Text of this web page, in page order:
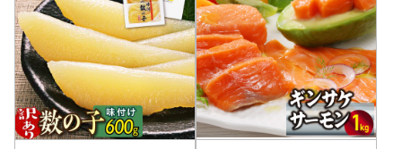
【不良品の取扱条件】
お礼の品の受け取り時に必ず確認をお願いいたします。
万が一、次のような場合には、画像をご用意の上、お電話も
しくはメールにてお問い合わせください。
・申し込まれたお礼の品と届いたお礼の品が異なっていた場
合
・お礼の品が破損している場合